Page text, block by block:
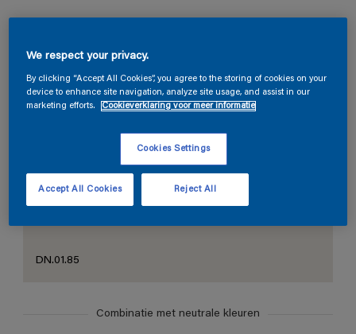
Voorgestelde kleurcombinaties
De perfecte wit
DN.01.85
Combinatie met neutrale kleuren
We respect your privacy.
By clicking “Accept All Cookies”, you agree to the storing of cookies on your
device to enhance site navigation, analyze site usage, and assist in our
marketing efforts.
Cookieverklaring voor meer informatie
Cookies Settings
Reject All
Accept All Cookies